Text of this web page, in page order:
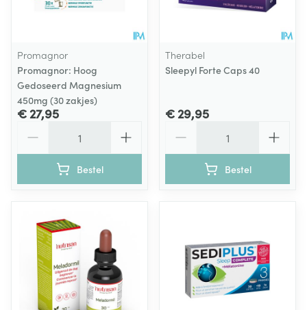
Promagnor
Promagnor: Hoog
Gedoseerd Magnesium
450mg (30 zakjes)
€ 27,95
Bestel
Therabel
Sleepyl Forte Caps 40
€ 29,95
Bestel